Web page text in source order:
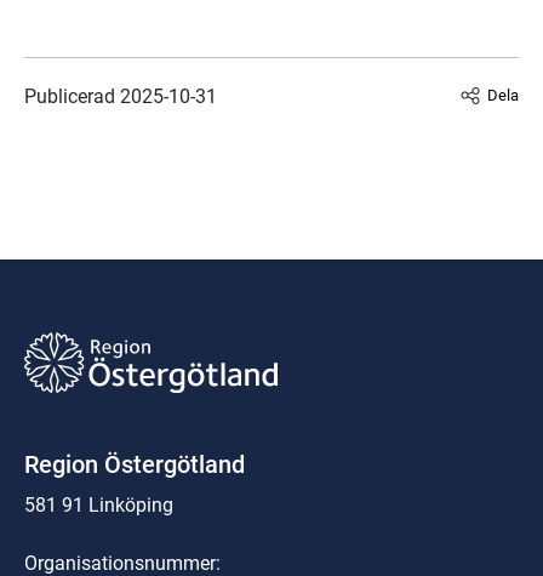
Publicerad 2025-10-31 Dela
Region Östergötland
581 91 Linköping
Organisationsnummer: